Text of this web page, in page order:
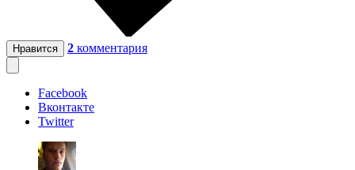
Нравится 2 комментария
Facebook
Вконтакте
Twitter